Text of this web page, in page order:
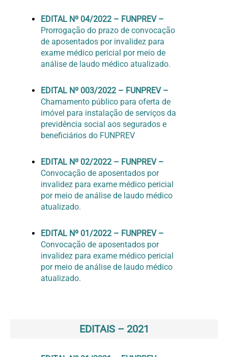
EDITAL Nº 04/2022 – FUNPREV –
Prorrogação do prazo de convocação
de aposentados por invalidez para
exame médico pericial por meio de
análise de laudo médico atualizado.
EDITAL Nº 003/2022 – FUNPREV –
Chamamento público para oferta de
imóvel para instalação de serviços da
previdência social aos segurados e
beneficiários do FUNPREV
EDITAL Nº 02/2022 – FUNPREV –
Convocação de aposentados por
invalidez para exame médico pericial
por meio de análise de laudo médico
atualizado.
EDITAL Nº 01/2022 – FUNPREV –
Convocação de aposentados por
invalidez para exame médico pericial
por meio de análise de laudo médico
atualizado.
EDITAIS – 2021